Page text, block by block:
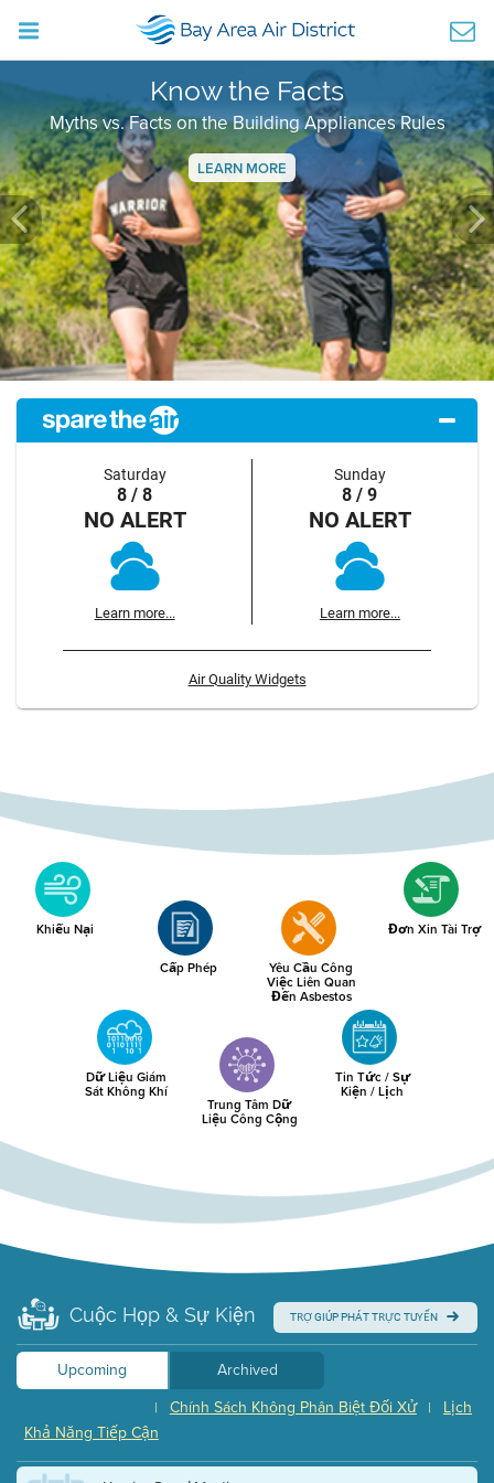
Know the Facts
Myths vs. Facts on the Building Appliances Rules
LEARN MORE
Previous
Saturday
8 / 8
NO ALERT
Learn more...
Sunday
8 / 9
NO ALERT
Learn more...
Air Quality Widgets
Khiếu Nại
Cấp Phép Yêu Cầu Công
Việc Liên Quan
Đến Asbestos
Đơn Xin Tài Trợ
Dữ Liệu Giám
Sát Không Khí
Trung Tâm Dữ
Liệu Công Cộng
Tin Tức / Sự
Kiện / Lịch
Cuộc Họp & Sự Kiện TRỢ GIÚP PHÁT TRỰC TUYẾN
Upcoming
Archived
Lịch
|
Chính Sách Không Phân Biệt Đối Xử
|
Khả Năng Tiếp Cận